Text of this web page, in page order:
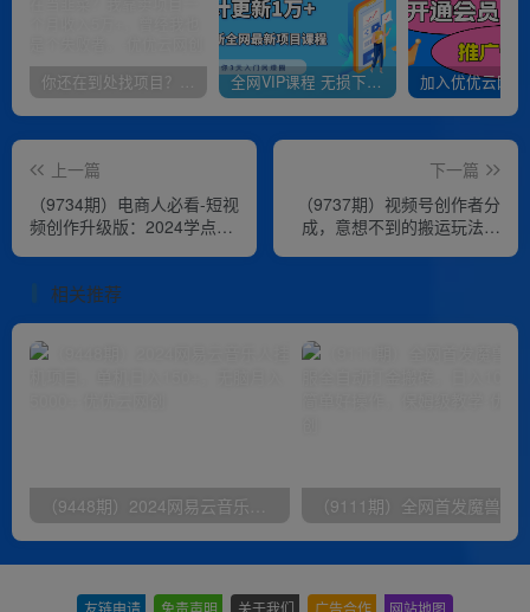
你还在到处找项目？还在当韭菜？我靠卖项目一个月收入5万+，曾经我也是个失败者。 全网VIP课程 无损下载~
上一篇
（9734期）电商人必看-短视
频创作升级版：2024学点新
下一篇
（9737期）视频号创作者分
成，意想不到的搬运玩法，
相关推荐
友链申请 免责声明 关于我们 广告合作 网站地图